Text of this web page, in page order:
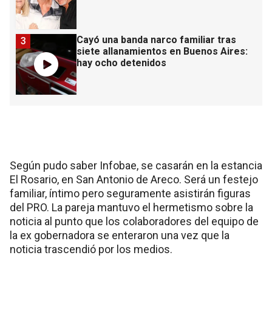
Cayó una banda narco familiar tras
siete allanamientos en Buenos Aires:
hay ocho detenidos
3
Según pudo saber Infobae, se casarán en la estancia
El Rosario, en San Antonio de Areco. Será un festejo
familiar, íntimo pero seguramente asistirán figuras
del PRO. La pareja mantuvo el hermetismo sobre la
noticia al punto que los colaboradores del equipo de
la ex gobernadora se enteraron una vez que la
noticia trascendió por los medios.